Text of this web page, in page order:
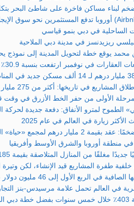
مساكن فاخرة على شاطئ البحر بتكلفة 3 مليارات
الساحلية في دبي بنمو قياسي
ريزيدنسز في مدينة دبي الملاحية
محمد يوقع خطة لتحويل المدينة إلى نموذج
العقارات في نوفمبر ارتفعت بنسبة 30.9٪
أكثر من 275 مليار درهم من التطويرات الجديدة
الأولى من حفر الخط الأزرق في وقت
لمترو الأنفاق: دفعة جديدة لحركة
زيارة في العالم في عام 2025
لمجمع «حياة» السكني
منطقة أوروبا والشرق الأوسط وأفريقيا
المتلاصقة بقيمة 185 مليون دولار في البرشاء الجنوبية
طفرة المشاريع قيد الإنشاء، لكن وتيرة
إلى 46 مليون دولار بفضل نمو الإيرادات العقارية
في العالم تحمل علامة مرسيدس-بنز